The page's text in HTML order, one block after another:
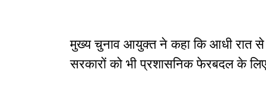
मुख्य चुनाव आयुक्त ने कहा कि आधी रात से
सरकारों को भी प्रशासनिक फेरबदल के